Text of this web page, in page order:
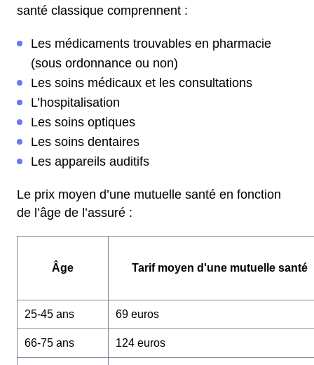
santé classique comprennent :
Les médicaments trouvables en pharmacie
(sous ordonnance ou non)
Les soins médicaux et les consultations
L’hospitalisation
Les soins optiques
Les soins dentaires
Les appareils auditifs
Le prix moyen d’une mutuelle santé en fonction
de l’âge de l’assuré :
Âge Tarif moyen d'une mutuelle santé
25-45 ans 69 euros
66-75 ans 124 euros